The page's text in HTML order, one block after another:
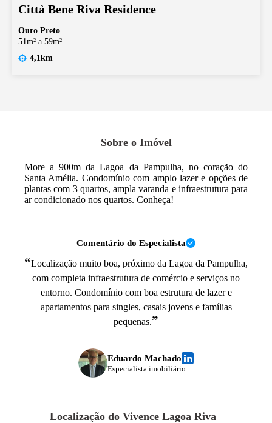
Città Bene Riva Residence
Ouro Preto
51m² a 59m²
4,1km
Sobre o Imóvel
More a 900m da Lagoa da Pampulha, no coração do
Santa Amélia. Condomínio com amplo lazer e opções de
plantas com 3 quartos, ampla varanda e infraestrutura para
ar condicionado nos quartos. Conheça!
Comentário do Especialista
“Localização muito boa, próximo da Lagoa da Pampulha,
com completa infraestrutura de comércio e serviços no
entorno. Condomínio com boa estrutura de lazer e
apartamentos para singles, casais jovens e famílias
pequenas.”
Eduardo Machado
Especialista imobiliário
Localização do Vivence Lagoa Riva